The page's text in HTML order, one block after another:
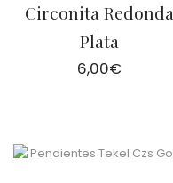
Circonita Redonda
Plata
6,00€